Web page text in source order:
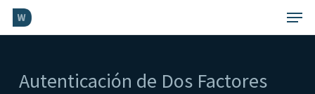
Skip
Menu
Autenticación de Dos Factores